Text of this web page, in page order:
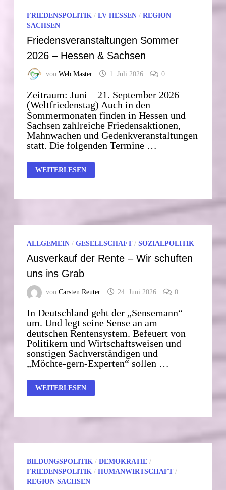
FRIEDENSPOLITIK /LV HESSEN /REGION
SACHSEN
Friedensveranstaltungen Sommer
2026 – Hessen & Sachsen
vonWeb Master 1. Juli 2026 0
Zeitraum: Juni – 21. September 2026
(Weltfriedenstag) Auch in den
Sommermonaten finden in Hessen und
Sachsen zahlreiche Friedensaktionen,
Mahnwachen und Gedenkveranstaltungen
statt. Die folgenden Termine …
FRIEDENSVERANSTALTUNGEN
SOMMER
WEITERLESEN
ALLGEMEIN /GESELLSCHAFT/SOZIALPOLITIK
Ausverkauf der Rente – Wir schuften
uns ins Grab
vonCarsten Reuter 24. Juni 2026 0
In Deutschland geht der „Sensemann“
um. Und legt seine Sense an am
deutschen Rentensystem. Befeuert von
Politikern und Wirtschaftsweisen und
sonstigen Sachverständigen und
„Möchte-gern-Experten“ sollen …
AUSVERKAUF
DER
GRAB
WEITERLESEN
BILDUNGSPOLITIK /DEMOKRATIE /
FRIEDENSPOLITIK /HUMANWIRTSCHAFT/
REGION SACHSEN